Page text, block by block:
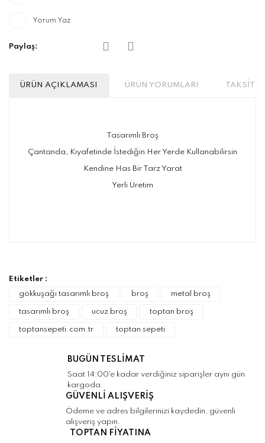
Yorum Yaz
Paylaş:
ÜRÜN AÇIKLAMASI ÜRÜN YORUMLARI TAKSİT
Tasarımlı Broş
Çantanda, Kıyafetinde İstediğin Her Yerde Kullanabilirsin
Kendine Has Bir Tarz Yarat
Yerli Üretim
Görüş ve önerileriniz için teşekkür ederiz.
Ürün resmi kalitesiz, bozuk veya
görüntülenemiyor.
Ürün açıklamasında eksik bilgiler bulunuyor.
Bu ürüne benzer farklı alternatifler olmalı.
Etiketler :
gökkuşağı tasarımlı broş
broş metal broş
tasarımlı broş ucuz broş toptan broş
toptansepeti.com.tr toptan sepeti
BUGÜN TESLİMAT
Saat 14:00'e kadar verdiğiniz siparişler aynı gün
kargoda.
GÜVENLİ ALIŞVERİŞ
Ödeme ve adres bilgilerinizi kaydedin, güvenli
alışveriş yapın.
TOPTAN FİYATINA